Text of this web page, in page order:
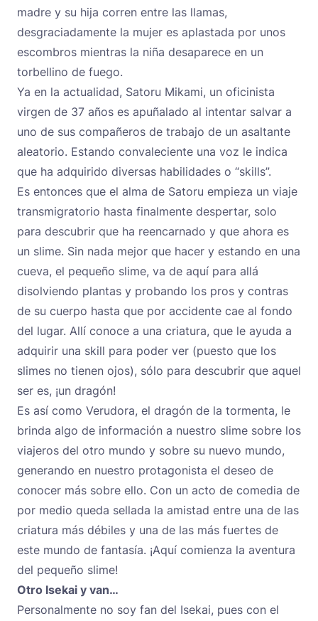
madre y su hija corren entre las llamas,
desgraciadamente la mujer es aplastada por unos
escombros mientras la niña desaparece en un
torbellino de fuego.
Ya en la actualidad, Satoru Mikami, un oficinista
virgen de 37 años es apuñalado al intentar salvar a
uno de sus compañeros de trabajo de un asaltante
aleatorio. Estando convaleciente una voz le indica
que ha adquirido diversas habilidades o “skills”.
Es entonces que el alma de Satoru empieza un viaje
transmigratorio hasta finalmente despertar, solo
para descubrir que ha reencarnado y que ahora es
un slime. Sin nada mejor que hacer y estando en una
cueva, el pequeño slime, va de aquí para allá
disolviendo plantas y probando los pros y contras
de su cuerpo hasta que por accidente cae al fondo
del lugar. Allí conoce a una criatura, que le ayuda a
adquirir una skill para poder ver (puesto que los
slimes no tienen ojos), sólo para descubrir que aquel
ser es, ¡un dragón!
Es así como Verudora, el dragón de la tormenta, le
brinda algo de información a nuestro slime sobre los
viajeros del otro mundo y sobre su nuevo mundo,
generando en nuestro protagonista el deseo de
conocer más sobre ello. Con un acto de comedia de
por medio queda sellada la amistad entre una de las
criatura más débiles y una de las más fuertes de
este mundo de fantasía. ¡Aquí comienza la aventura
del pequeño slime!
Otro Isekai y van…
Personalmente no soy fan del Isekai, pues con el